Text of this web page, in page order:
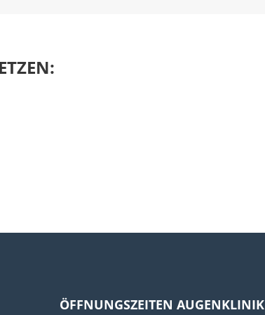
ÖFFNUNGSZEITEN AUGENKLINIK